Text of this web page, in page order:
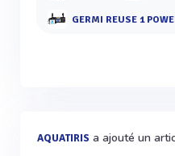
GERMI REUSE 1
AQUATIRIS a ajouté un